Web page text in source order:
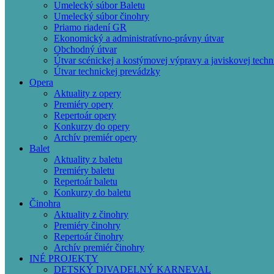
Umelecký súbor Baletu
Umelecký súbor činohry
Priamo riadení GR
Ekonomický a administratívno-právny útvar
Obchodný útvar
Útvar scénickej a kostýmovej výpravy a javiskovej
Útvar technickej prevádzky
Opera
Aktuality z opery
Premiéry opery
Repertoár opery
Konkurzy do opery
Archív premiér opery
Balet
Aktuality z baletu
Premiéry baletu
Repertoár baletu
Konkurzy do baletu
Činohra
Aktuality z činohry
Premiéry činohry
Repertoár činohry
Archív premiér činohry
INÉ PROJEKTY
DETSKÝ DIVADELNÝ KARNEVAL